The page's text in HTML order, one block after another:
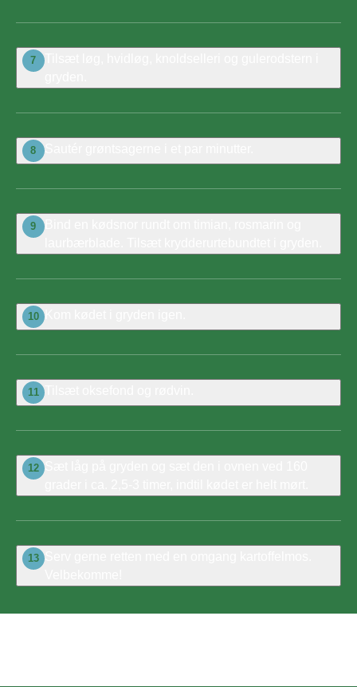
7
Tilsæt løg, hvidløg, knoldselleri og gulerodstern i
8 Sautér grøntsagerne i et par minutter.
9
Bind en kødsnor rundt om timian, rosmarin og
10 Kom kødet i gryden igen.
11 Tilsæt oksefond og rødvin.
12 Sæt låg på gryden og sæt den i ovnen ved 160
13 Serv gerne retten med en omgang kartoffelmos.